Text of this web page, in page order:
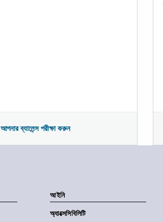
আপনার ব্যালেন্স পরীক্ষা করুন
আইনি
অ্যাক্সেসিবিলিটি